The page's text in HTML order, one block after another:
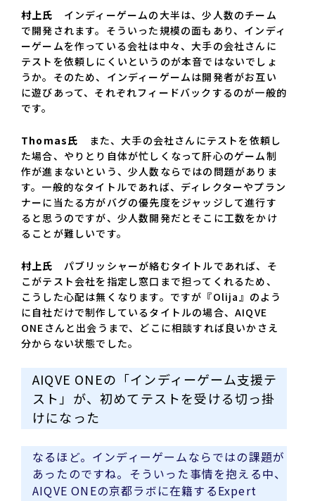
村上氏 インディーゲームの大半は、少人数のチーム
で開発されます。そういった規模の面もあり、インディ
ーゲームを作っている会社は中々、大手の会社さんに
テストを依頼しにくいというのが本音ではないでしょ
うか。そのため、インディーゲームは開発者がお互い
に遊びあって、それぞれフィードバックするのが一般的
です。
Thomas氏 また、大手の会社さんにテストを依頼し
た場合、やりとり自体が忙しくなって肝心のゲーム制
作が進まないという、少人数ならではの問題がありま
す。一般的なタイトルであれば、ディレクターやプラン
ナーに当たる方がバグの優先度をジャッジして進行す
ると思うのですが、少人数開発だとそこに工数をかけ
ることが難しいです。
村上氏 パブリッシャーが絡むタイトルであれば、そ
こがテスト会社を指定し窓口まで担ってくれるため、
こうした心配は無くなります。ですが『Olija』のよう
に自社だけで制作しているタイトルの場合、AIQVE
ONEさんと出会うまで、どこに相談すれば良いかさえ
分からない状態でした。
AIQVE ONEの「インディーゲーム支援テ
スト」が、初めてテストを受ける切っ掛
けになった
なるほど。インディーゲームならではの課題が
あったのですね。そういった事情を抱える中、
AIQVE ONEの京都ラボに在籍するExpert